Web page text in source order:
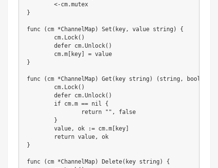
<-cm.
}
func ( cm *ChannelMap) Set ( key , value string )
{
	cm
. Lock( )
defer cm.Unlock( )
	cm
.m [ key] =
}
func ( cm *ChannelMap) Get ( key string ) ( string , bool
	cm
. Lock( )
defer cm.Unlock( )
if cm.m == nil
{
return
"" ,
false
}
	value
, ok := cm.m [ key]
return value ,
}
func ( cm *ChannelMap) Delete( key string )
{